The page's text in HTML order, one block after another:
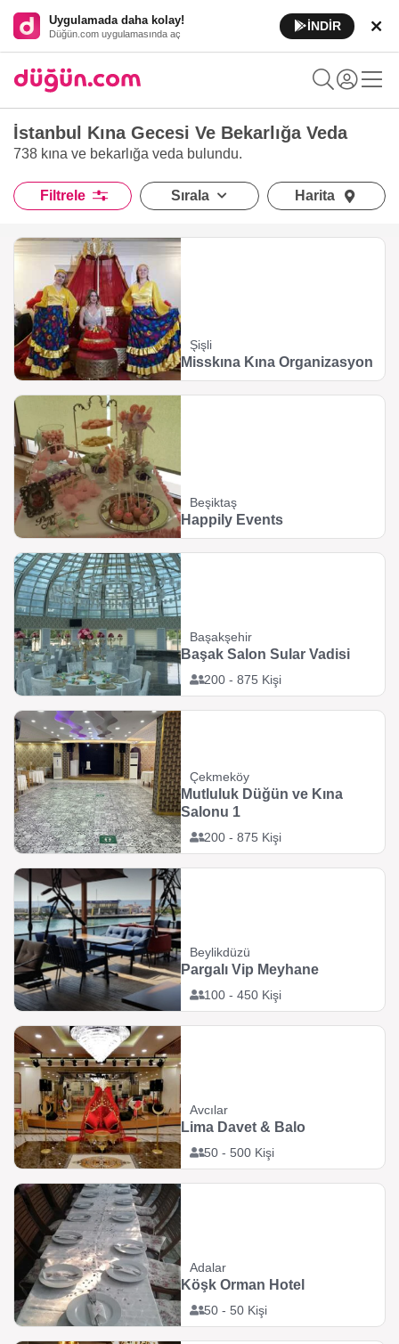
Uygulamada daha kolay!
Düğün.com uygulamasında aç
İNDİR
İstanbul Kına Gecesi Ve Bekarlığa Veda
738 kına ve bekarlığa veda bulundu.
Filtrele Sırala Harita
Şişli
Misskına Kına Organizasyon
Beşiktaş
Happily Events
Başakşehir
200 - 875 Kişi
Başak Salon Sular Vadisi
Çekmeköy
200 - 875 Kişi
Mutluluk Düğün ve Kına
Salonu 1
Beylikdüzü
100 - 450 Kişi
Pargalı Vip Meyhane
Avcılar
50 - 500 Kişi
Lima Davet & Balo
Adalar
50 - 50 Kişi
Köşk Orman Hotel